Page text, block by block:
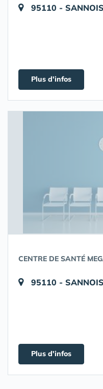
95110 - SANNOIS
Plus d'infos
CENTRE DE SANTÉ
95110 - SANNOIS
Plus d'infos